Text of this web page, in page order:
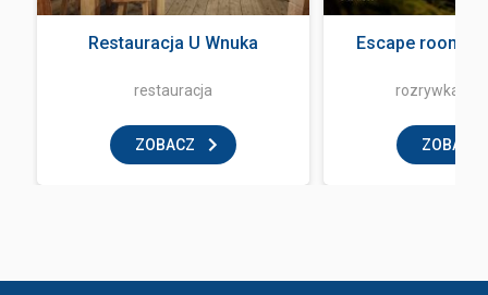
Restauracja U Wnuka
restauracja
ZOBACZ
Escape room -
rozrywka i
ZOBACZ